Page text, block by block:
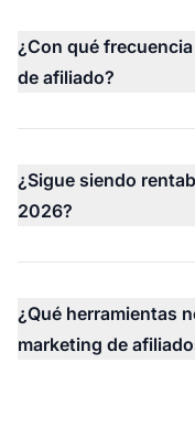
¿Con qué
de afiliado?
¿Sigue siendo
2026?
¿Qué herramientas
marketing de